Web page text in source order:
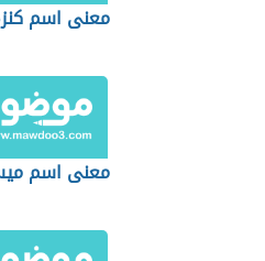
معنى اسم
معنى اسم